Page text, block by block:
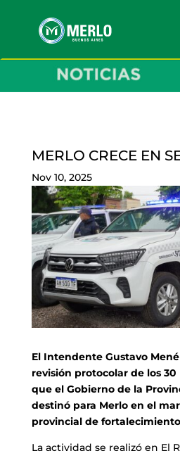
MERLO CRECE EN
Nov 10, 2025
El Intendente Gustavo
revisión protocolar de los
que el Gobierno de la
destinó para Merlo en el
provincial de
La actividad se realizó en El